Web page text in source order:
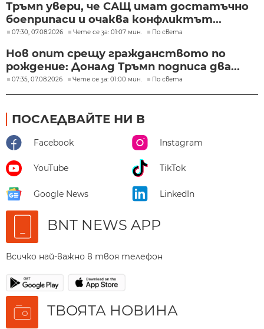
Тръмп увери, че САЩ имат достатъчно
боеприпаси и очаква конфликтът...
07:30, 07.08.2026 Чете се за: 01:07 мин. По света
Нов опит срещу гражданството по
рождение: Доналд Тръмп подписа два...
07:35, 07.08.2026 Чете се за: 01:00 мин. По света
ПОСЛЕДВАЙТЕ НИ В
Facebook Instagram
YouTube TikTok
Google News LinkedIn
BNT NEWS APP
Всичко най-важно в твоя телефон
ТВОЯТА НОВИНА